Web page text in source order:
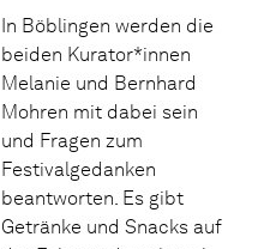
In Böblingen werden die
beiden Kurator*innen
Melanie und Bernhard
Mohren mit dabei sein
und Fragen zum
Festivalgedanken
beantworten. Es gibt
Getränke und Snacks auf